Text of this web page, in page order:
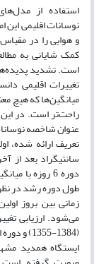
استفاده از
نوسانات اقلیمی
و هوایی را در
کمک شایانی به
است. تشدید
تغییرات اقلیمی
میانگین‌ها که هیچ
راحت‌تر است. در
عنوان شاخصه
سانتیگراد بعد از‌
طول دوره رشد در
زمانی بین بروز
می‌شود. ارزیابی
ایستگاه همدید